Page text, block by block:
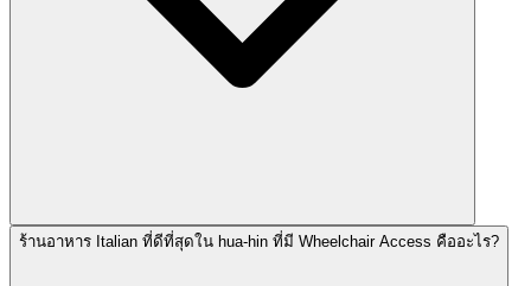
ร้านอาหาร Italian ที่ดีที่สุดใน hua-hin ที่มี Wheelchair Access คืออะไร?